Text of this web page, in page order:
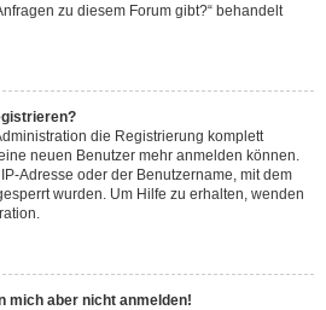
zu diesem Forum gibt?“ behandelt
die Registrierung komplett
neuen Benutzer mehr anmelden können.
Adresse oder der Benutzername, mit dem
wurden. Um Hilfe zu erhalten, wenden
mich aber nicht anmelden!